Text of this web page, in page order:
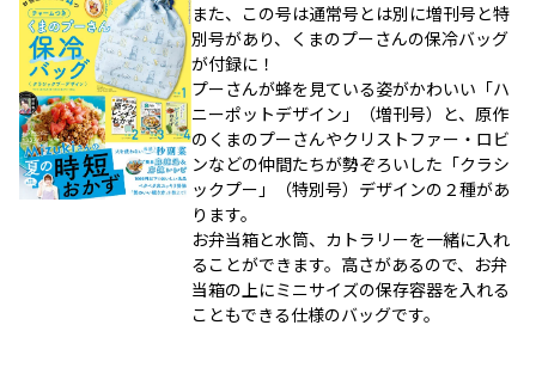
また、この号は通常号とは別に増刊号と特
別号があり、くまのプーさんの保冷バッグ
が付録に！
プーさんが蜂を見ている姿がかわいい「ハ
ニーポットデザイン」（増刊号）と、原作
のくまのプーさんやクリストファー・ロビ
ンなどの仲間たちが勢ぞろいした「クラシ
ックプー」（特別号）デザインの２種があ
ります。
お弁当箱と水筒、カトラリーを一緒に入れ
ることができます。高さがあるので、お弁
当箱の上にミニサイズの保存容器を入れる
こともできる仕様のバッグです。